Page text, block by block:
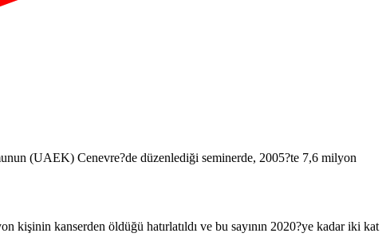
(UAEK) Cenevre?de düzenlediği seminerde, 2005?te 7,6 milyon
kanserden öldüğü hatırlatıldı ve bu sayının 2020?ye kadar iki kat